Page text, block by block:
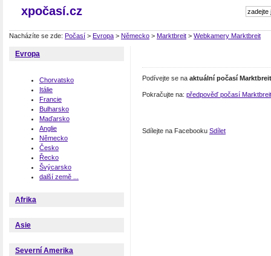
xpočasí.cz
Nacházíte se zde: Počasí > Evropa > Německo > Marktbreit > Webkamery Marktbreit
Evropa
Chorvatsko
Itálie
Francie
Bulharsko
Maďarsko
Anglie
Německo
Česko
Řecko
Švýcarsko
další země ...
Afrika
Asie
Severní Amerika
Podívejte se na aktuální počasí Marktbreit
Pokračujte na: předpověď počasí Marktbreit
Sdílejte na Facebooku Sdílet